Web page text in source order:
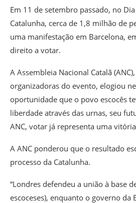
Em 11 de setembro passado, no
Catalunha, cerca de 1,8 milhão de
uma manifestação em Barcelona,
direito a votar.
A Assembleia Nacional Catalã
organizadoras do evento, elogiou
oportunidade que o povo escocês
liberdade através das urnas, seu
ANC, votar já representa uma
A ANC ponderou que o resultado
processo da Catalunha.
“Londres defendeu a união à base
escoceses), enquanto o governo da